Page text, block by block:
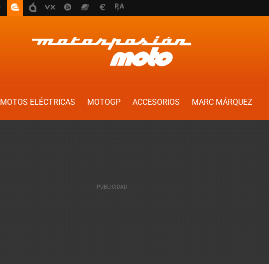
MOTOS ELÉCTRICAS MOTOGP ACCESORIOS
MARC MÁRQUEZ